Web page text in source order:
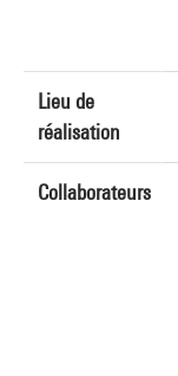
Lieu de
réalisation
Collaborateurs